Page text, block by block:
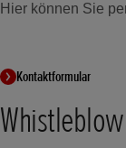
Hier können Sie
Kontaktformular